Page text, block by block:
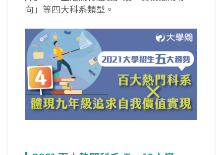
向」等四大科系類型。